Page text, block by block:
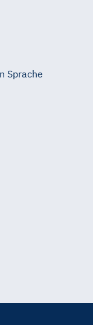
Sprache